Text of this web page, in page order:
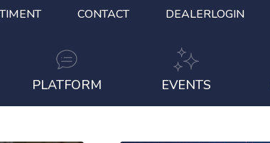
CONTACT DEALERLOGIN
PLATFORM EVENTS